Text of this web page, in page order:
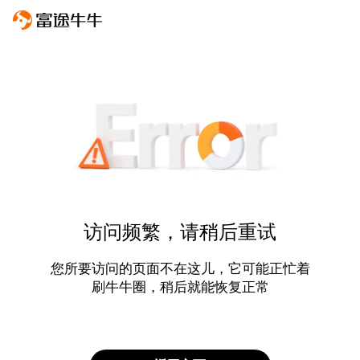
访问频繁，请稍后重试
您所要访问的页面不在这儿，它可能正忙着
刷牛牛圈，稍后就能恢复正常